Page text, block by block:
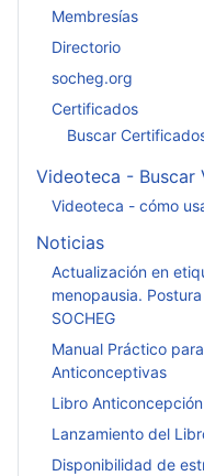
Membresías
Directorio
socheg.org
Certificados
Buscar
Videoteca - Buscar
Videoteca - cómo
Noticias
Actualización en
menopausia.
SOCHEG
Manual Práctico
Anticonceptivas
Libro
Lanzamiento del
Disponibilidad de